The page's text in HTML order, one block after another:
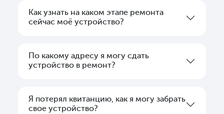
Как узнать на каком этапе ремонта
сейчас моё устройство?
По какому адресу я могу сдать
устройство в ремонт?
Я потерял квитанцию, как я могу забрать
свое устройство?